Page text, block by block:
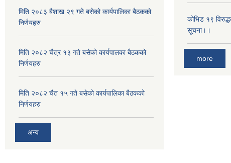
मिति २०८३ बैशाख २९ गते बसेको कार्यपालिका बैठकको
निर्णयहरु
मिति २०८२ चैत्र १३ गते बसेको कार्यपालका बैठकको
निर्णयहरु
मिति २०८२ चैत १५ गते बसेको कार्यपालिका बैठकको
निर्णयहरु
अन्य
कोभिड १९
सूचना।।
more